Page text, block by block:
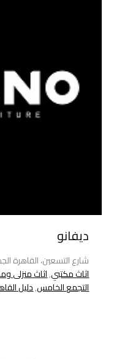
ديفانو
شارع التسعين، القاهرة
اثاث مكتبي,اثاث منزلى
التجمع الخامس,دليل